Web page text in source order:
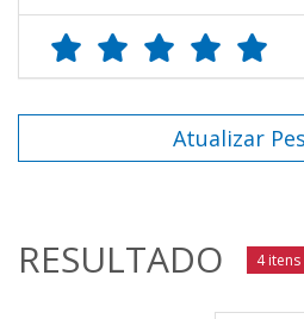
Atualizar
RESULTADO 4 itens